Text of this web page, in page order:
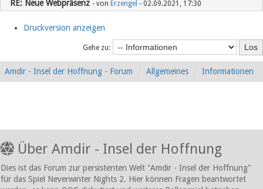
RE: Neue Webpräsenz - von Erzengel - 02.09.2021, 17:30
Druckversion anzeigen
Gehe zu:
Amdir - Insel der Hoffnung - Forum Allgemeines Informationen
Über Amdir - Insel der Hoffnung
Dies ist das Forum zur persistenten Welt "Amdir - Insel der Hoffnung"
für das Spiel Neverwinter Nights 2. Hier können Fragen beantwortet